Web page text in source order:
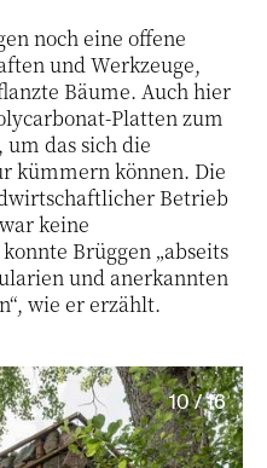
noch eine offene
und Werkzeuge,
Bäume. Auch hier
Platten zum
das sich die
kümmern können. Die
Betrieb
keine
Brüggen „abseits
und anerkannten
wie er erzählt.
10 / 16